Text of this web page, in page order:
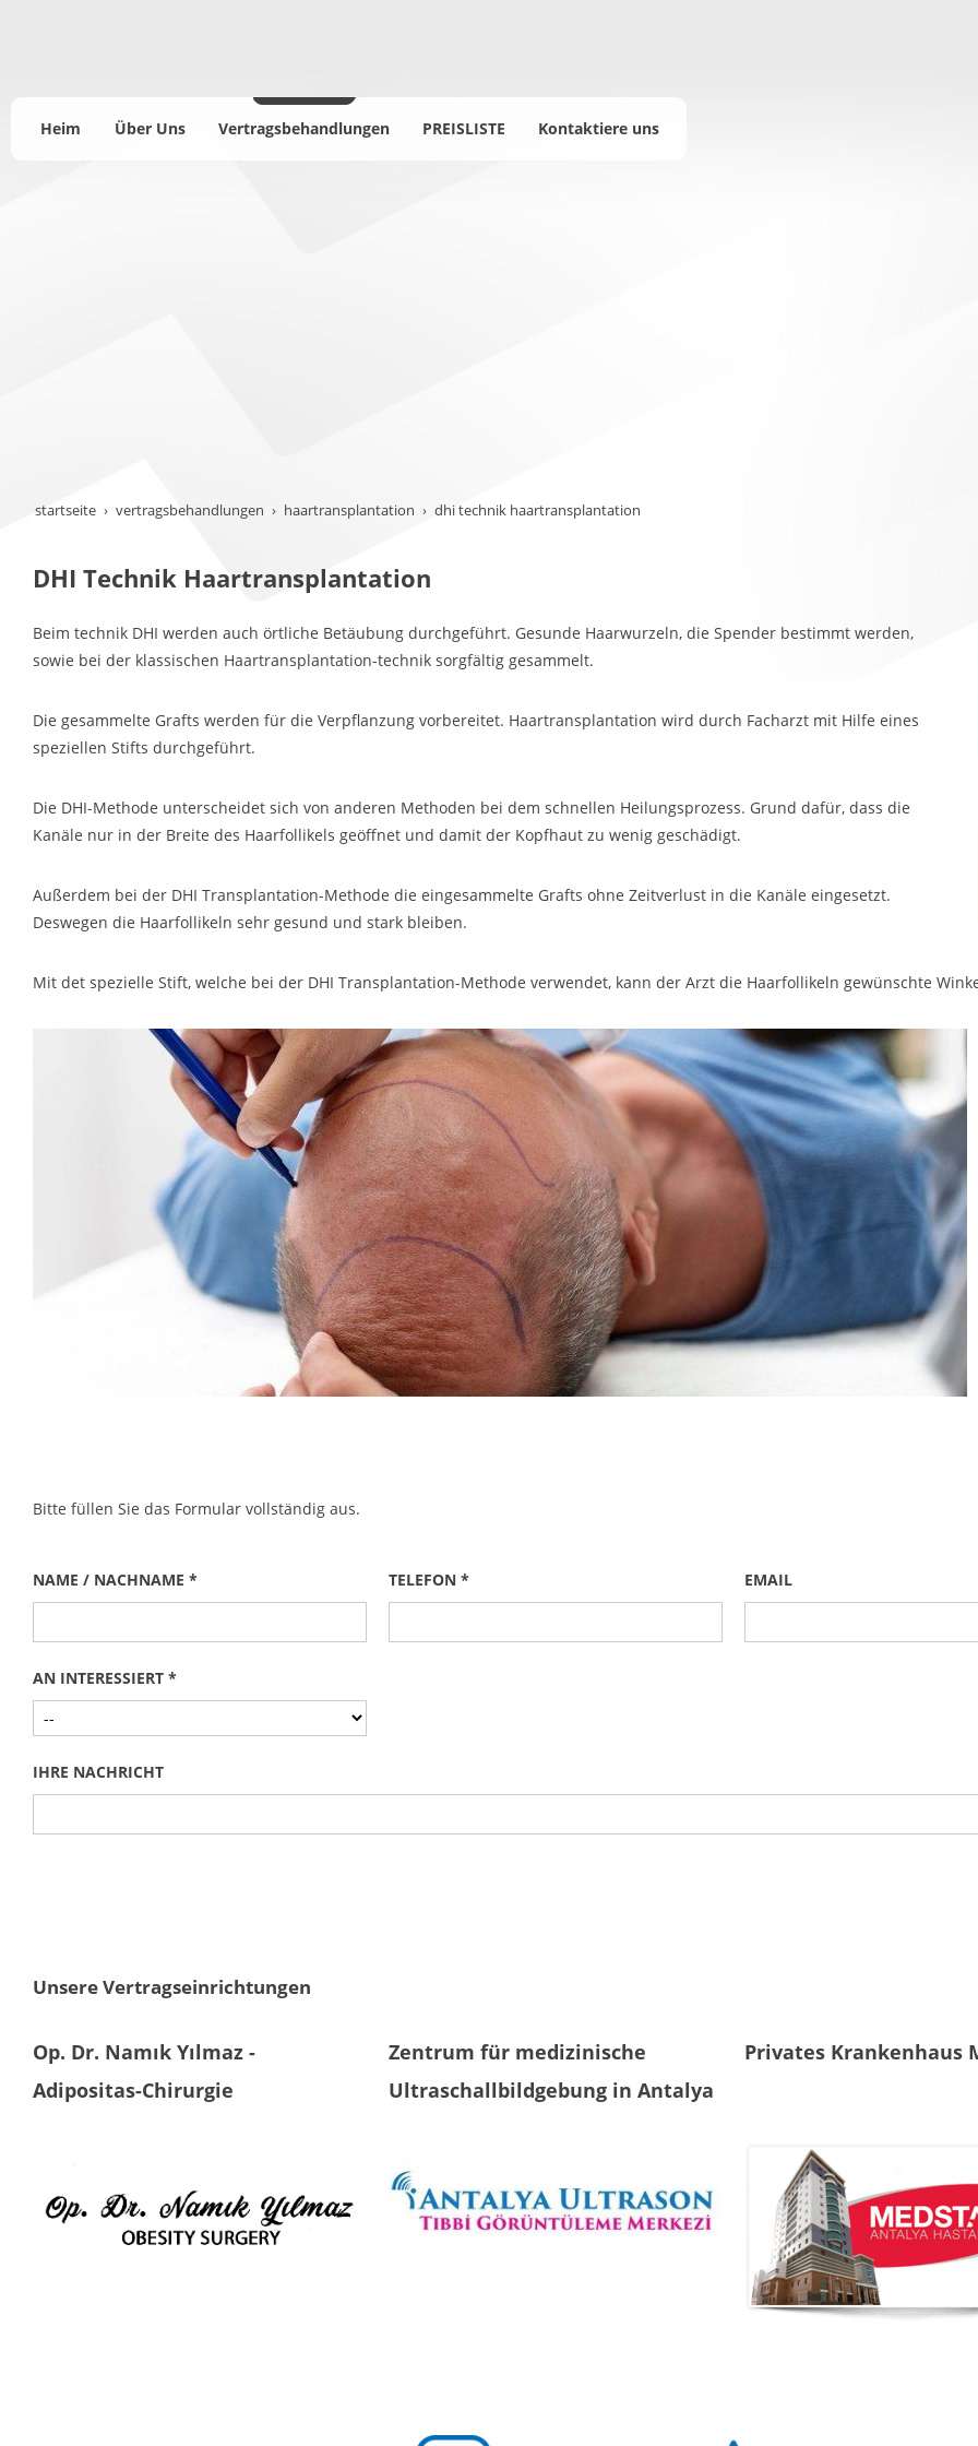
Heim Über Uns Vertragsbehandlungen PREISLISTE Kontaktiere uns
startseite vertragsbehandlungen haartransplantation dhi technik haartransplantation
DHI Technik Haartransplantation
Beim technik DHI werden auch örtliche Betäubung durchgeführt. Gesunde Haarwurzeln, die Spender bestimmt werden,
sowie bei der klassischen Haartransplantation-technik sorgfältig gesammelt.
Die gesammelte Grafts werden für die Verpflanzung vorbereitet. Haartransplantation wird durch Facharzt mit Hilfe eines
speziellen Stifts durchgeführt.
Die DHI-Methode unterscheidet sich von anderen Methoden bei dem schnellen Heilungsprozess. Grund dafür, dass die
Kanäle nur in der Breite des Haarfollikels geöffnet und damit der Kopfhaut zu wenig geschädigt.
Außerdem bei der DHI Transplantation-Methode die eingesammelte Grafts ohne Zeitverlust in die Kanäle eingesetzt.
Deswegen die Haarfollikeln sehr gesund und stark bleiben.
Mit det spezielle Stift, welche bei der DHI Transplantation-Methode verwendet, kann der Arzt die Haarfollikeln gewünschte
Bitte füllen Sie das Formular vollständig aus.
NAME / NACHNAME * TELEFON * EMAIL
AN INTERESSIERT *
IHRE NACHRICHT
Unsere Vertragseinrichtungen
Op. Dr. Namık Yılmaz -
Adipositas-Chirurgie
Zentrum für medizinische
Ultraschallbildgebung in Antalya
Privates Krankenhaus